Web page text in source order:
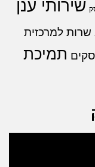
שירותי ענן
שרות למרכזית
תמיכת